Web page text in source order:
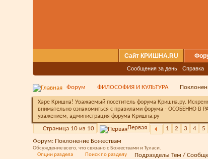
Сайт КРИШНА.RU
Сообщения за день Справка
Форум ФИЛОСОФИЯ И КУЛЬТУРА
Харе Кришна! Уважаемый посетитель форума Кришна.ру.
внимательно ознакомиться с правилами форума - ОСОБЕННО В
уважением, администрация форума Кришна.ру
Страница 10 из 10 Первая 1 2 3 4 5
Форум: Поклонение Божествам
Обсуждение всего, что связано с Божествами и Туласи.
Опции раздела
Поиск по разделу Подразделы Тем /